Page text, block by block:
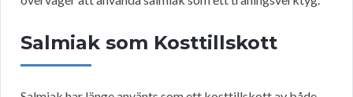
Salmiak som Kosttillskott